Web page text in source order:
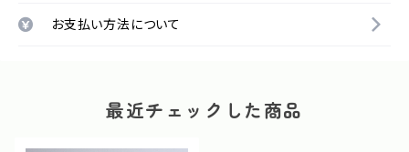
お支払い方法について
最近チェックした商品